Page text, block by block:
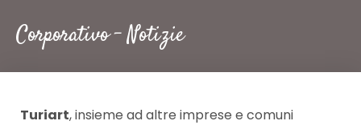
Corporativo-Notizie
Turiart, insieme ad altre imprese e comuni